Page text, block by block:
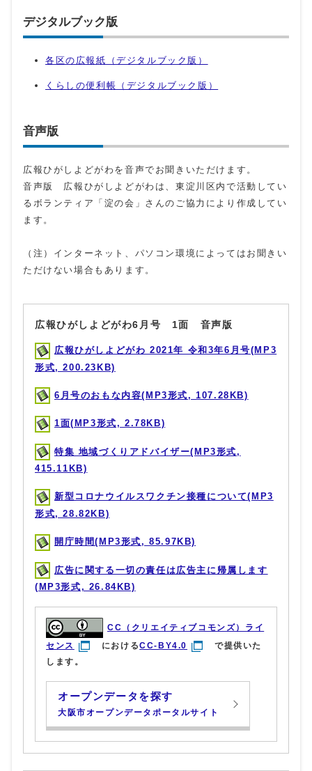
デジタルブック版
各区の広報紙（デジタルブック版）
くらしの便利帳（デジタルブック版）
音声版
広報ひがしよどがわを音声でお聞きいただけます。
音声版 広報ひがしよどがわは、東淀川区内で活動してい
るボランティア「淀の会」さんのご協力により作成してい
ます。
（注）インターネット、パソコン環境によってはお聞きい
ただけない場合もあります。
広報ひがしよどがわ6月号 1面 音声版
広報ひがしよどがわ 2021年 令和3年6月号(MP3
形式, 200.23KB)
6月号のおもな内容(MP3形式, 107.28KB)
1面(MP3形式, 2.78KB)
特集 地域づくりアドバイザー(MP3形式,
415.11KB)
新型コロナウイルスワクチン接種について(MP3
形式, 28.82KB)
開庁時間(MP3形式, 85.97KB)
広告に関する一切の責任は広告主に帰属します
(MP3形式, 26.84KB)
CC（クリエイティブコモンズ）ライ
センス
におけるCC-BY4.0
で提供いた
します。
オープンデータを探す
大阪市オープンデータポータルサイト